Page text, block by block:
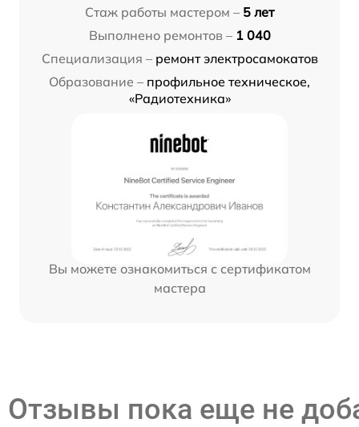
Стаж работы мастером – 5 лет
Выполнено ремонтов – 1 040
Специализация – ремонт электросамокатов
Образование – профильное техническое,
«Радиотехника»
Вы можете ознакомиться с сертификатом
мастера
Отзывы пока еще не